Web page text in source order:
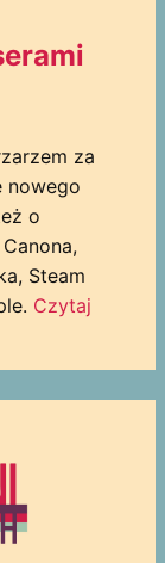
za
nowego
o
Steam
Czytaj